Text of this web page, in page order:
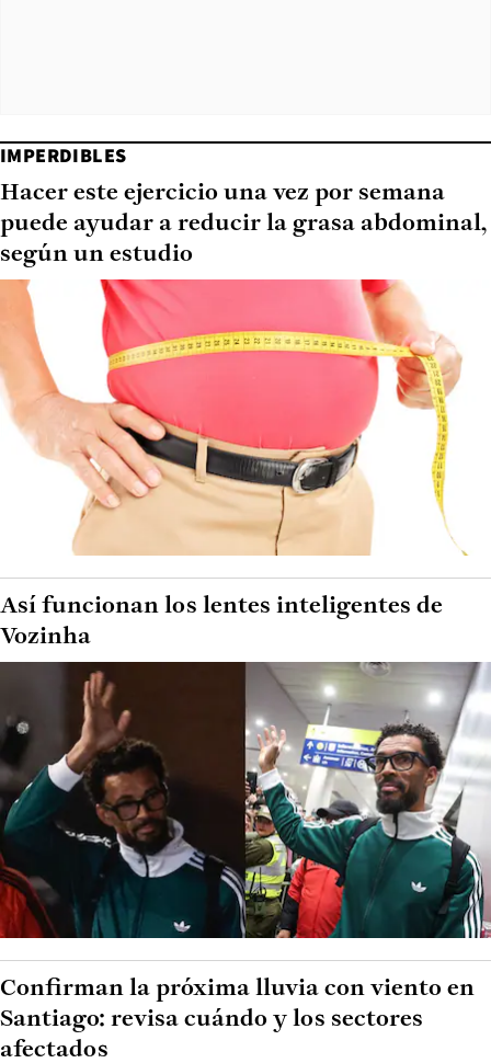
IMPERDIBLES
Hacer este ejercicio una vez por semana
puede ayudar a reducir la grasa abdominal,
según un estudio
Así funcionan los lentes inteligentes de
Vozinha
Confirman la próxima lluvia con viento en
Santiago: revisa cuándo y los sectores
afectados